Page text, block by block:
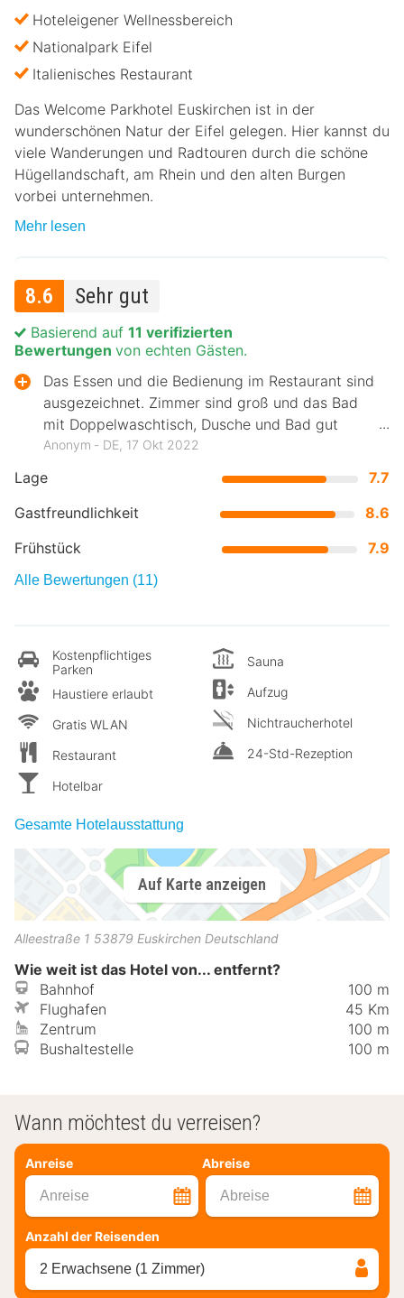
Hoteleigener Wellnessbereich
Nationalpark Eifel
Italienisches Restaurant
Das Welcome Parkhotel Euskirchen ist in der
wunderschönen Natur der Eifel gelegen. Hier kannst du
viele Wanderungen und Radtouren durch die schöne
Hügellandschaft, am Rhein und den alten Burgen
vorbei unternehmen.
Mehr lesen
8.6 Sehr gut
Lage
7.7
Gastfreundlichkeit
8.6
Frühstück
7.9
Basierend auf 11 verifizierten
Bewertungen von echten Gästen.
Das Essen und die Bedienung im Restaurant sind
ausgezeichnet. Zimmer sind groß und das Bad
mit Doppelwaschtisch, Dusche und Bad gut
ausgestattet.
Anonym ‐ DE, 17 Okt 2022
Alle Bewertungen (11)
Kostenpflichtiges
Parken
Haustiere erlaubt
Gratis WLAN
Restaurant
Hotelbar
Sauna
Aufzug
Nichtraucherhotel
24-Std-Rezeption
Gesamte Hotelausstattung
Auf Karte anzeigen
Alleestraße 1 53879 Euskirchen Deutschland
Wie weit ist das Hotel von... entfernt?
Bahnhof
100 m
Flughafen
45 Km
Zentrum
100 m
Bushaltestelle
100 m
Wann möchtest du verreisen?
Anreise Abreise
Anreise Abreise
Anzahl der Reisenden
2 Erwachsene (1 Zimmer)